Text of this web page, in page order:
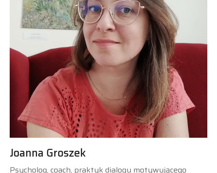
Joanna Groszek
Psycholog, coach, praktyk dialogu motywującego